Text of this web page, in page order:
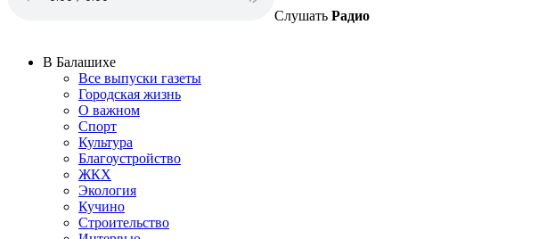
Слушать Радио
В Балашихе
Все выпуски газеты
Городская жизнь
О важном
Спорт
Культура
Благоустройство
ЖКХ
Экология
Кучино
Строительство